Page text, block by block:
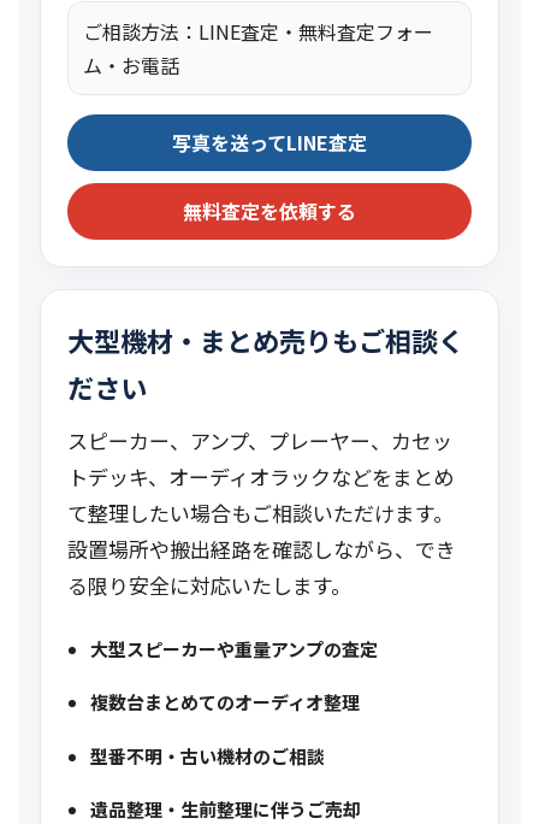
ご相談方法：LINE査定・無料査定フォー
ム・お電話
写真を送ってLINE査定
無料査定を依頼する
大型機材・まとめ売りもご相談く
ださい
スピーカー、アンプ、プレーヤー、カセッ
トデッキ、オーディオラックなどをまとめ
て整理したい場合もご相談いただけます。
設置場所や搬出経路を確認しながら、でき
る限り安全に対応いたします。
大型スピーカーや重量アンプの査定
複数台まとめてのオーディオ整理
型番不明・古い機材のご相談
遺品整理・生前整理に伴うご売却